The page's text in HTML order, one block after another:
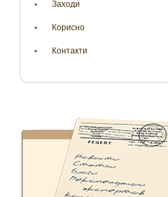
Заходи
Корисно
Контакти